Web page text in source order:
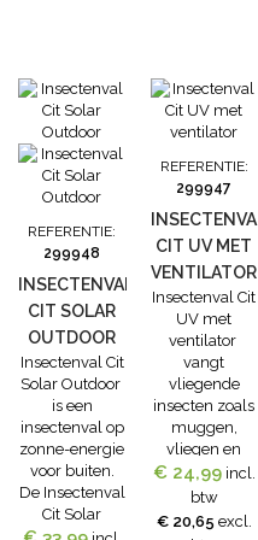
REFERENTIE:
299948
INSECTENVAL
CIT SOLAR
OUTDOOR
Insectenval Cit
Solar Outdoor
is een
insectenval op
zonne-energie
voor buiten.
De Insectenval
Cit Solar
Outdoor bestrijdt
REFERENTIE:
299947
INSECTENVAL
CIT UV MET
VENTILATOR
Insectenval Cit
UV met
ventilator
vangt
vliegende
insecten zoals
muggen,
vliegen en
motten. De
Insectenval Cit
UV met
ventilator werkt
€ 24,99 incl.
btw
€ 20,65 excl.